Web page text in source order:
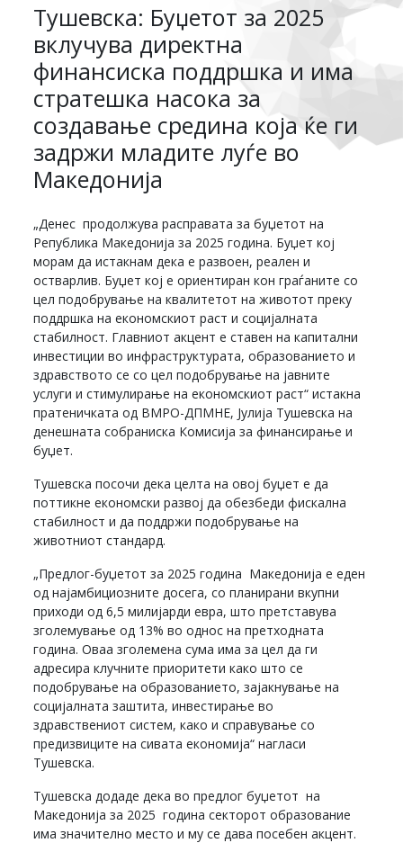
Тушевска: Буџетот за 2025
вклучува директна
финансиска поддршка и има
стратешка насока за
создавање средина која ќе ги
задржи младите луѓе во
Македонија
„Денес продолжува расправата за буџетот на
Република Македонија за 2025 година. Буџет кој
морам да истакнам дека е развоен, реален и
остварлив. Буџет кој е ориентиран кон граѓаните со
цел подобрување на квалитетот на животот преку
поддршка на економскиот раст и социјалната
стабилност. Главниот акцент е ставен на капитални
инвестиции во инфраструктурата, образованието и
здравството се со цел подобрување на јавните
услуги и стимулирање на економскиот раст“ истакна
пратеничката од ВМРО-ДПМНЕ, Јулија Тушевска на
денешната собраниска Комисија за финансирање и
буџет.
Тушевска посочи дека целта на овој буџет е да
поттикне економски развој да обезбеди фискална
стабилност и да поддржи подобрување на
животниот стандард.
„Предлог-буџетот за 2025 година Македонија е еден
од најамбициозните досега, со планирани вкупни
приходи од 6,5 милијарди евра, што претставува
зголемување од 13% во однос на претходната
година. Оваа зголемена сума има за цел да ги
адресира клучните приоритети како што се
подобрување на образованието, зајакнување на
социјалната заштита, инвестирање во
здравствениот систем, како и справување со
предизвиците на сивата економија“ нагласи
Тушевска.
Тушевска додаде дека во предлог буџетот на
Македонија за 2025 година секторот образование
има значително место и му се дава посебен акцент.